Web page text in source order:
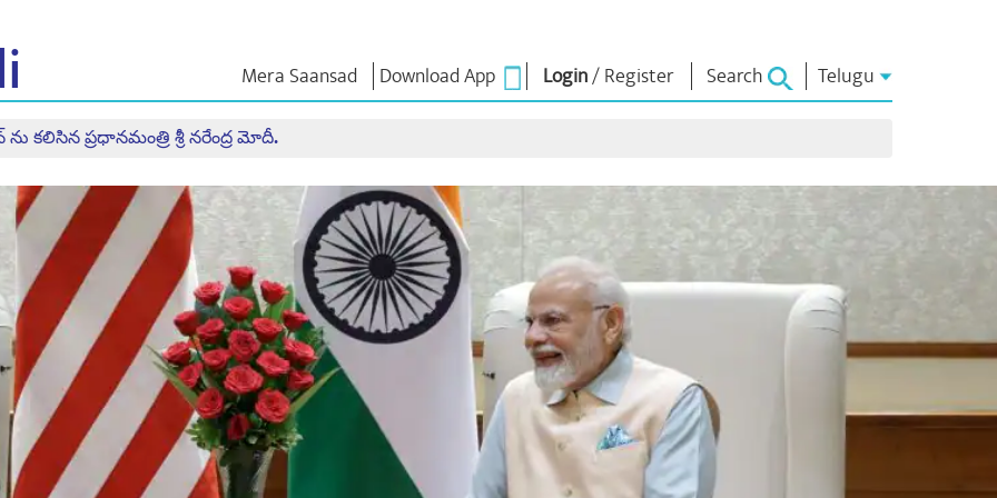
Mera Saansad Download App Login/Register Search Telugu
పరిపాలన
పరిపాలనా
సమాహారం
ప్రపంచ గుర్తింపు
ఇన్ఫోగ్రాఫిక్స్
ఇన్సైట్స్
NaMo Merchandise
Celebrating
Motherhood
అంతర్జాతీయం
Kashi Vikas Yatra
ఆలోచనలు
పరీక్షా యోధులు
వ్యాఖ్యలు (కోట్స్)
ఉపన్యాసాలు
ఉపన్యాసాల
మూలపాఠం
ఇంటర్వ్యూలు
Photo Gallery
ఈ గ్రీటింగ్స్
స్టాల్వార్ట్స్
Photo Booth
ప్రధానికి వ్రాయండి
Contact Us
కలిసిన ప్రధానమంత్రి శ్రీ నరేంద్ర మోదీ.